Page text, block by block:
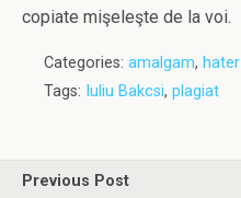
copiate mişeleşte de la voi.
Categories: amalgam, hater
Tags: Iuliu Bakcsi, plagiat
Previous Post